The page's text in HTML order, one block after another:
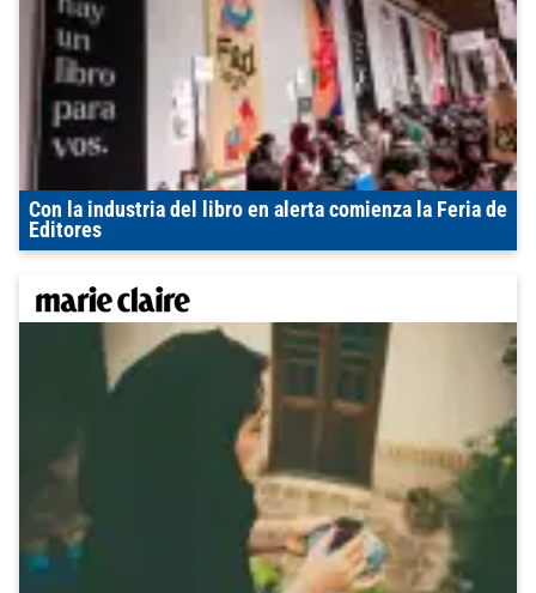
Con la industria del libro en alerta comienza la Feria de
Editores